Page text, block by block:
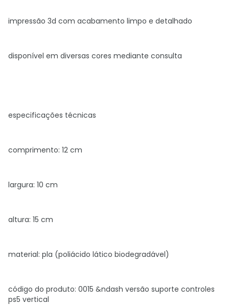
impressão 3d com acabamento limpo e detalhado
disponível em diversas cores mediante consulta
especificações técnicas
comprimento: 12 cm
largura: 10 cm
altura: 15 cm
material: pla (poliácido lático biodegradável)
código do produto: 0015 &ndash versão suporte controles
ps5 vertical